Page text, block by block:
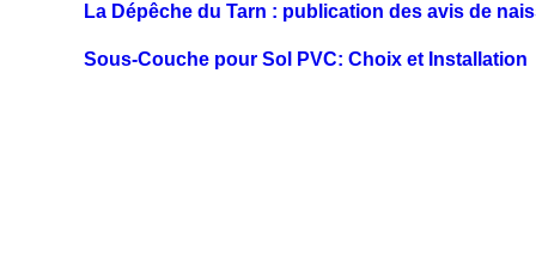
La Dépêche du Tarn : publication des avis de
Sous-Couche pour Sol PVC: Choix et Installation